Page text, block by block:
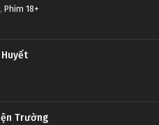
, Phim 18+
Huyết
Trường